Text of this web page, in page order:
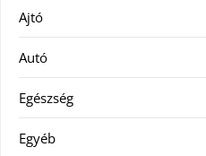
Ajtó
Autó
Egészség
Egyéb